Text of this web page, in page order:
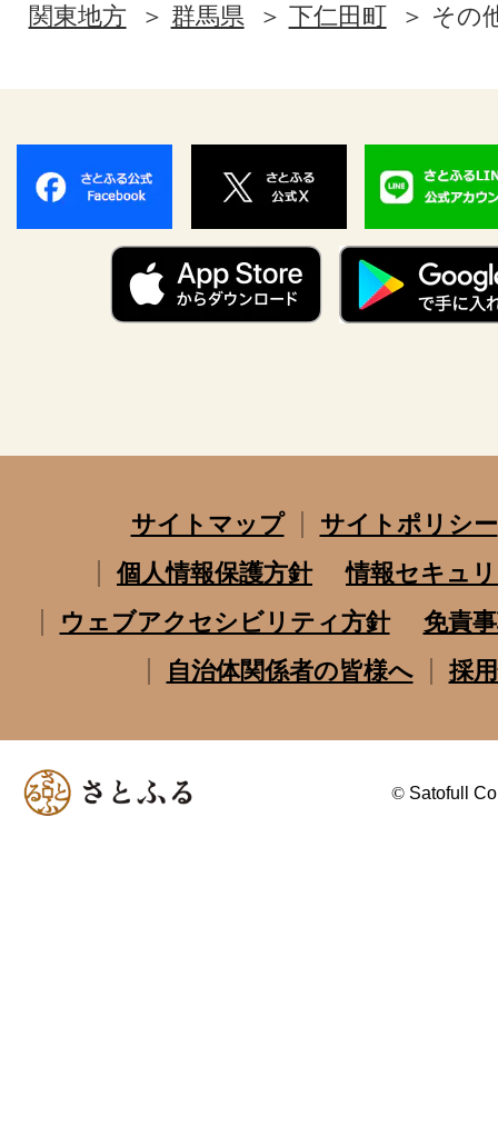
関東地方
群馬県 下仁田町 その
サイトマップ
サイトポリシー
個人情報保護方針
情報セキュ
ウェブアクセシビリティ方針
免責
自治体関係者の皆様へ
採
© Satofull